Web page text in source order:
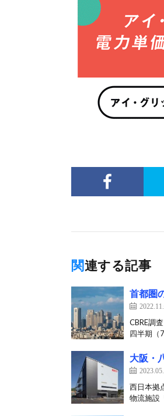
関連する記事
首都圏
CBRE調
四半期（
大阪・
西日本拠
物流施設